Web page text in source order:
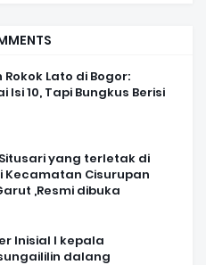
Lato di Bogor:
Isi 10, Tapi Bungkus Berisi
yang terletak di
Kecamatan Cisurupan
,Resmi dibuka
Inisial I kepala
dalang